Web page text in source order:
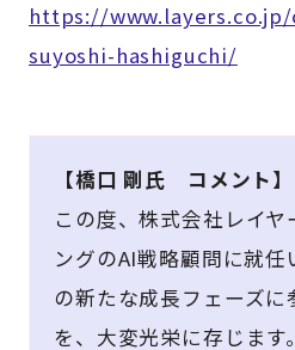
https://
suyoshi-hashiguchi/
【橋口 剛氏 コメント】
この度、株式会社レイヤ
ングのAI戦略顧問に就
の新たな成長フェーズに
を、大変光栄に存じます。